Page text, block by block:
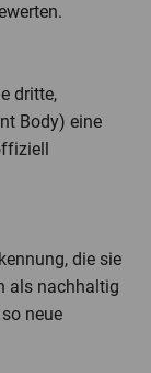
dritte,
Body) eine
die sie
als nachhaltig
neue